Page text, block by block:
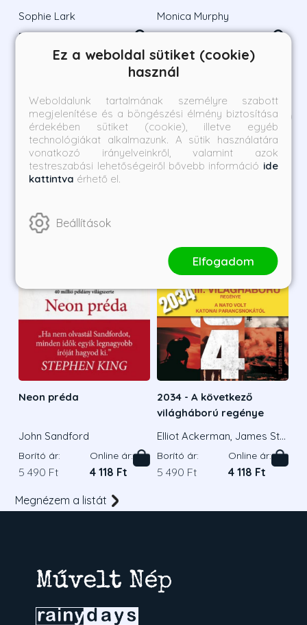
Sophie Lark
Borító ár:
6 990 Ft
Bevezető ár:
6 291 Ft
Monica Murphy
Borító ár:
6 490 Ft
Bevezető ár:
5 841 Ft
Kategória ajánlatai 1/15
Neon préda
John Sandford
Borító ár:
5 490 Ft
Online ár:
4 118 Ft
2034 - A következő
világháború regénye
Elliot Ackerman, James Sta
Borító ár:
5 490 Ft
Online ár:
4 118 Ft
Megnézem a listát
Ez a weboldal sütiket (cookie)
használ
Weboldalunk tartalmának személyre szabott
megjelenítése és a böngészési élmény biztosítása
érdekében sütiket (cookie), illetve egyéb
technológiákat alkalmazunk. A sütik használatára
vonatkozó irányelveinkről, valamint azok
testreszabási lehetőségeiről bővebb információ ide
kattintva érhető el.
Beállítások
Elfogadom